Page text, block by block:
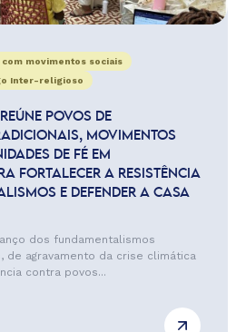
movimentos sociais
Inter-religioso
POVOS DE
MOVIMENTOS
DE FÉ EM
FORTALECER A RESISTÊNCIA
E DEFENDER A CASA
dos fundamentalismos
de agravamento da crise climática
contra povos...